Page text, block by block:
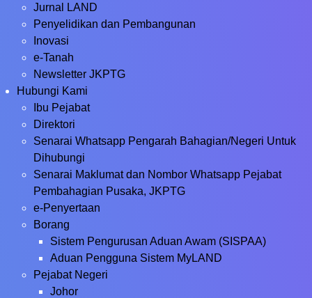
Jurnal LAND
Penyelidikan dan Pembangunan
Inovasi
e-Tanah
Newsletter JKPTG
Hubungi Kami
Ibu Pejabat
Direktori
Senarai Whatsapp Pengarah Bahagian/Negeri Untuk
Dihubungi
Senarai Maklumat dan Nombor Whatsapp Pejabat
Pembahagian Pusaka, JKPTG
e-Penyertaan
Borang
Sistem Pengurusan Aduan Awam (SISPAA)
Aduan Pengguna Sistem MyLAND
Pejabat Negeri
Johor